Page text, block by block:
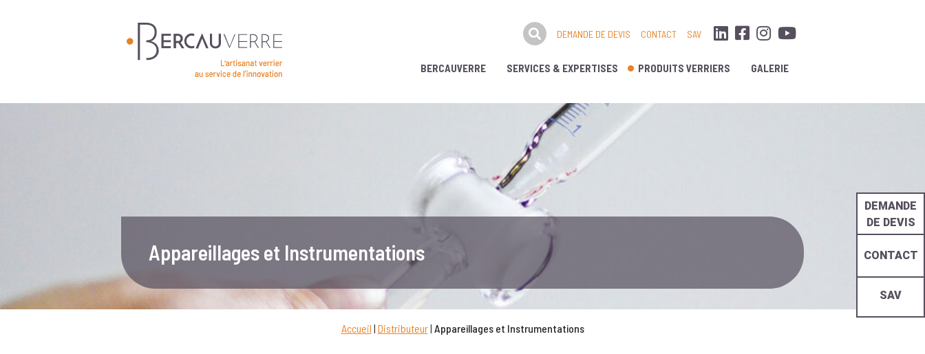
DEMANDE DE DEVIS CONTACT SAV
BERCAUVERRE SERVICES & EXPERTISES PRODUITS VERRIERS GALERIE
Appareillages et Instrumentations
Accueil | Distributeur| Appareillages et Instrumentations
DEMANDE
DE DEVIS
CONTACT
SAV